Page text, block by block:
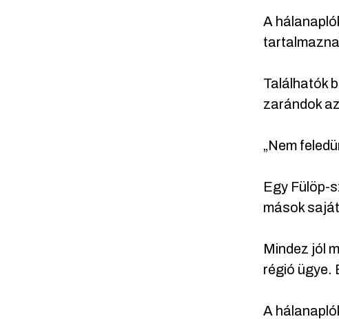
A
Találhatók
zarándok
„Nem
Egy Fülöp-
mások
Mindez jól
régió ügye.
A